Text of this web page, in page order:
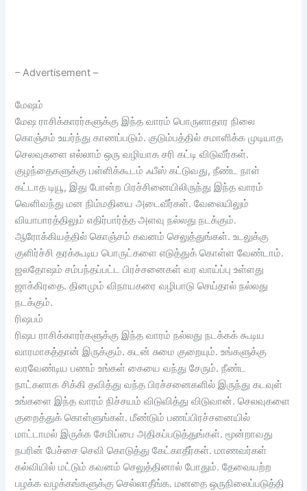
– Advertisement –
மேஷம்
மேஷ ராசிக்காரர்களுக்கு இந்த வாரம் பொருளாதார நிலை
கொஞ்சம் உயர்ந்து காணப்படும். குடும்பத்தில் சமாளிக்க முடியாத
செலவுகளை எல்லாம் ஒரு வழியாக சரி கட்டி விடுவீர்கள்.
குழந்தைகளுக்கு பள்ளிக்கூடம் ஃபீஸ் கட்டுவது, நீண்ட நாள்
கட்டாத டியூ, இது போன்ற பிரச்சினையிலிருந்து இந்த வாரம்
வெளிவந்து மன நிம்மதியை அடைவீர்கள். வேலையிலும்
வியாபாரத்திலும் எதிர்பார்த்த அளவு நல்லது நடக்கும்.
ஆரோக்கியத்தில் கொஞ்சம் கவனம் செலுத்துங்கள். உடலுக்கு
குளிர்ச்சி தரக்கூடிய பொருட்களை எடுத்துக் கொள்ள வேண்டாம்.
ஜலதோஷம் சம்பந்தப்பட்ட பிரச்சனைகள் வர வாய்ப்பு உள்ளது
ஜாக்கிரதை. தினமும் விநாயகரை வழிபாடு செய்தால் நல்லது
நடக்கும்.
ரிஷபம்
ரிஷப ராசிக்காரர்களுக்கு இந்த வாரம் நல்லது நடக்கக் கூடிய
வாரமாகத்தான் இருக்கும். கடன் சுமை குறையும். உங்களுக்கு
வரவேண்டிய பணம் உங்கள் கையை வந்து சேரும். நீண்ட
நாட்களாக சிக்கி தவித்து வந்த பிரச்சனைகளில் இருந்து கடவுள்
உங்களை இந்த வாரம் நிச்சயம் விடுவித்து விடுவான். செலவுகளை
குறைத்துக் கொள்ளுங்கள். மீண்டும் பணப்பிரச்சனையில்
மாட்டாமல் இருக்க சேமிப்பை அதிகப்படுத்துங்கள். மூன்றாவது
நபரின் பேச்சை செவி கொடுத்து கேட்காதீர்கள். மாணவர்கள்
கல்வியில் மட்டும் கவனம் செலுத்தினால் போதும். தேவையற்ற
பழக்க வழக்கங்களுக்கு செல்லாதீங்க. மனதை ஒருநிலைப்படுத்தி